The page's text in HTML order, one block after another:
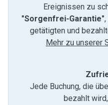
Ereignissen zu
"Sorgenfrei-Garantie"
getätigten und
Mehr zu unserer
Jede Buchung, die
bezahlt